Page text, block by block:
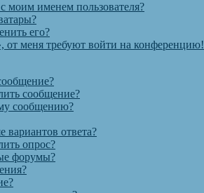
моим именем пользователя?
его?
от меня требуют войти на конференцию!
сообщение?
сообщению?
вариантов ответа?
опрос?
форумы?